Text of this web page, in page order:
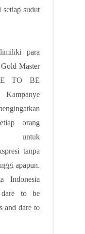
sudut
para
Master
TO BE
orang
untuk
tanpa
apapun.
Indonesia
to be
and dare to